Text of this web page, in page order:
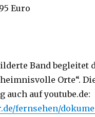
Euro
Band begleitet
Orte“.
auch auf youtube.de:
fernsehen/